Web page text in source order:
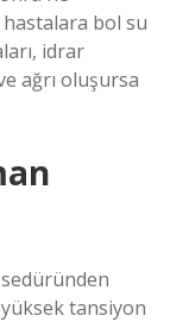
hastalara bol su
idrar
ağrı oluşursa
tansiyon